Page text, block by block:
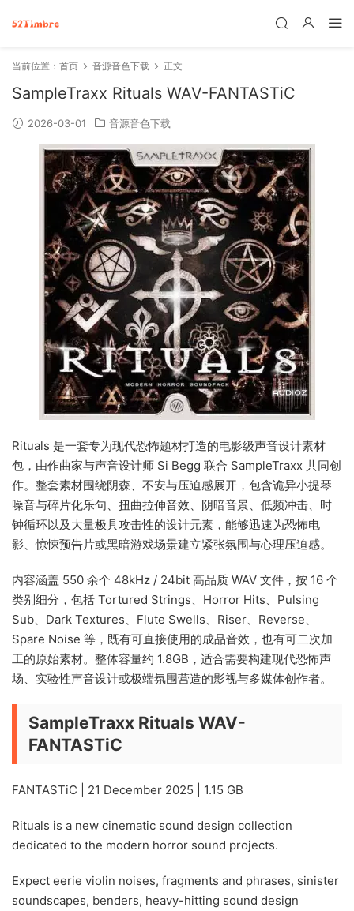
当前位置： 首页 音源音色下载 正文
SampleTraxx Rituals WAV-FANTASTiC
2026-03-01 音源音色下载
Rituals 是一套专为现代恐怖题材打造的电影级声音设计素材
包，由作曲家与声音设计师 Si Begg 联合 SampleTraxx 共同创
作。整套素材围绕阴森、不安与压迫感展开，包含诡异小提琴
噪音与碎片化乐句、扭曲拉伸音效、阴暗音景、低频冲击、时
钟循环以及大量极具攻击性的设计元素，能够迅速为恐怖电
影、惊悚预告片或黑暗游戏场景建立紧张氛围与心理压迫感。
内容涵盖 550 余个 48kHz / 24bit 高品质 WAV 文件，按 16 个
类别细分，包括 Tortured Strings、Horror Hits、Pulsing
Sub、Dark Textures、Flute Swells、Riser、Reverse、
Spare Noise 等，既有可直接使用的成品音效，也有可二次加
工的原始素材。整体容量约 1.8GB，适合需要构建现代恐怖声
场、实验性声音设计或极端氛围营造的影视与多媒体创作者。
SampleTraxx Rituals WAV-
FANTASTiC
FANTASTiC | 21 December 2025 | 1.15 GB
Rituals is a new cinematic sound design collection
dedicated to the modern horror sound projects.
Expect eerie violin noises, fragments and phrases, sinister
soundscapes, benders, heavy-hitting sound design